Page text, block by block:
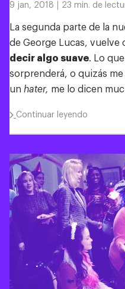
Trabajos
Sobre mí
Reflexiones
Blog de
Cómics
Diario
Contacto
9 jan, 2018 23 min. de
La segunda parte de la
de George Lucas, vuelve
decir algo suave. Lo
sorprenderá, o quizás
un hater, me lo dicen
Continuar leyendo